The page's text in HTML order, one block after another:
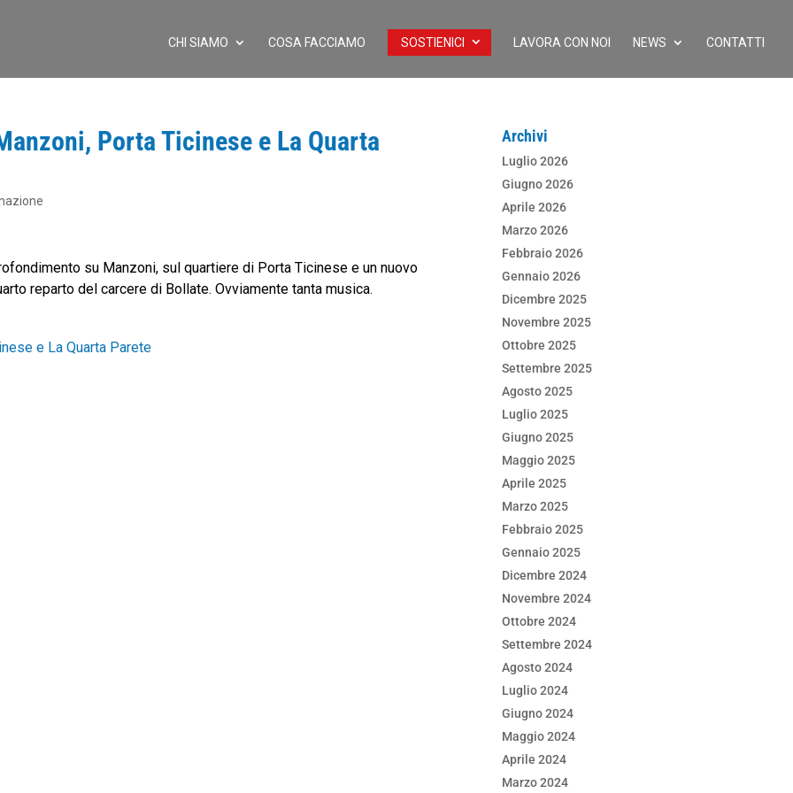
CHI SIAMO COSA FACCIAMO SOSTIENICI LAVORA CON NOI NEWS CONTATTI
Porta Ticinese e La Quarta
su Manzoni, sul quartiere di Porta Ticinese e un nuovo
reparto del carcere di Bollate. Ovviamente tanta musica.
e La Quarta Parete
Archivi
Luglio 2026
Giugno 2026
Aprile 2026
Marzo 2026
Febbraio 2026
Gennaio 2026
Dicembre 2025
Novembre 2025
Ottobre 2025
Settembre 2025
Agosto 2025
Luglio 2025
Giugno 2025
Maggio 2025
Aprile 2025
Marzo 2025
Febbraio 2025
Gennaio 2025
Dicembre 2024
Novembre 2024
Ottobre 2024
Settembre 2024
Agosto 2024
Luglio 2024
Giugno 2024
Maggio 2024
Aprile 2024
Marzo 2024